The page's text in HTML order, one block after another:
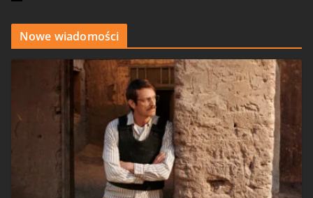
Nowe wiadomości